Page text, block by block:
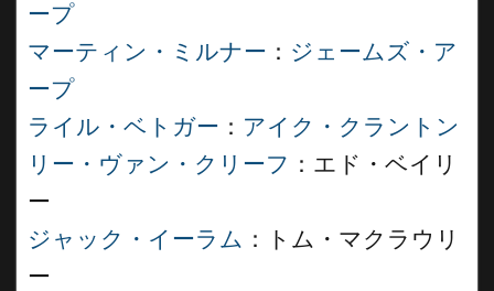
ープ
マーティン・ミルナー ： ジェームズ・ア
ープ
ライル・ベトガー ： アイク・クラントン
リー・ヴァン・クリーフ ：エド・ベイリ
ー
ジャック・イーラム ：トム・マクラウリ
ー